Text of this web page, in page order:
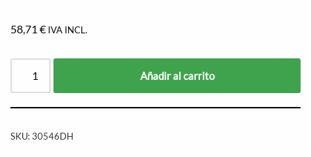
58,71 € IVA INCL.
Añadir al carrito
SKU:30546DH